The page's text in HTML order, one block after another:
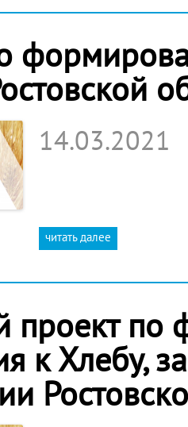
14.03.2021
читать далее
проект
к Хлебу,